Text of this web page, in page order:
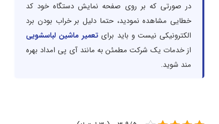
در صورتی که بر روی صفحه نمایش دستگاه خود کد
خطایی مشاهده نمودید، حتما دلیل بر خراب بودن برد
الکترونیکی نیست و باید برای تعمیر ماشین لباسشویی
از خدمات یک شرکت مطمئن به مانند آی پی امداد بهره
مند شوید.